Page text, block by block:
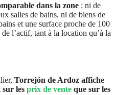
dans la zone : ni de
salles de bains, ni de biens de
et une surface proche de 100
l’actif, tant à la location qu’à la
Torrejón de Ardoz affiche
sur les prix de vente que sur les